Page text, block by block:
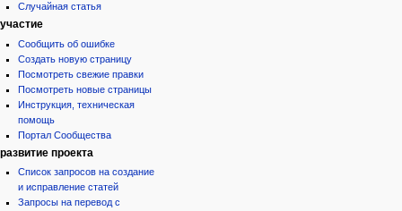
Случайная статья
участие
Сообщить об ошибке
Создать новую страницу
Посмотреть свежие правки
Посмотреть новые страницы
Инструкция, техническая
помощь
Портал Сообщества
развитие проекта
Список запросов на создание
и исправление статей
Запросы на перевод с